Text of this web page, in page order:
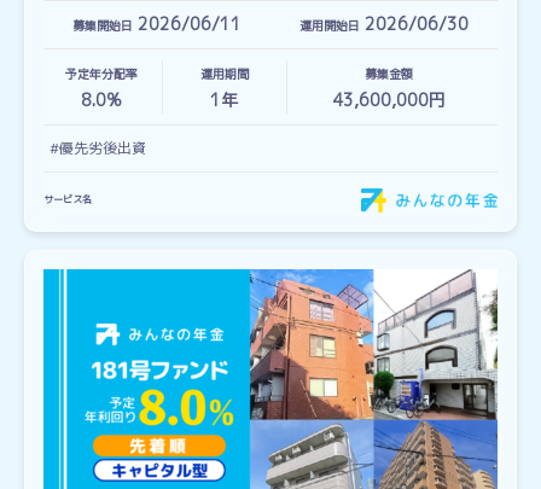
募集開始日 2026/06/11 運用開始日 2026/06/30
予定年分配率
8.0%
運用期間
1 年
募集金額
43,600,000円
#優先劣後出資
サービス名